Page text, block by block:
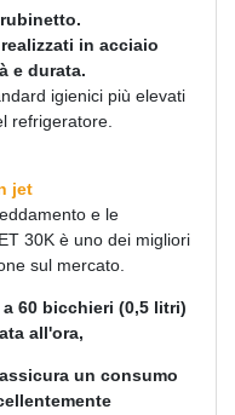
in acciaio
e durata.
igienici più elevati
refrigeratore.
jet
e le
30K è uno dei migliori
sul mercato.
60 bicchieri (0,5 litri)
all'ora,
un consumo